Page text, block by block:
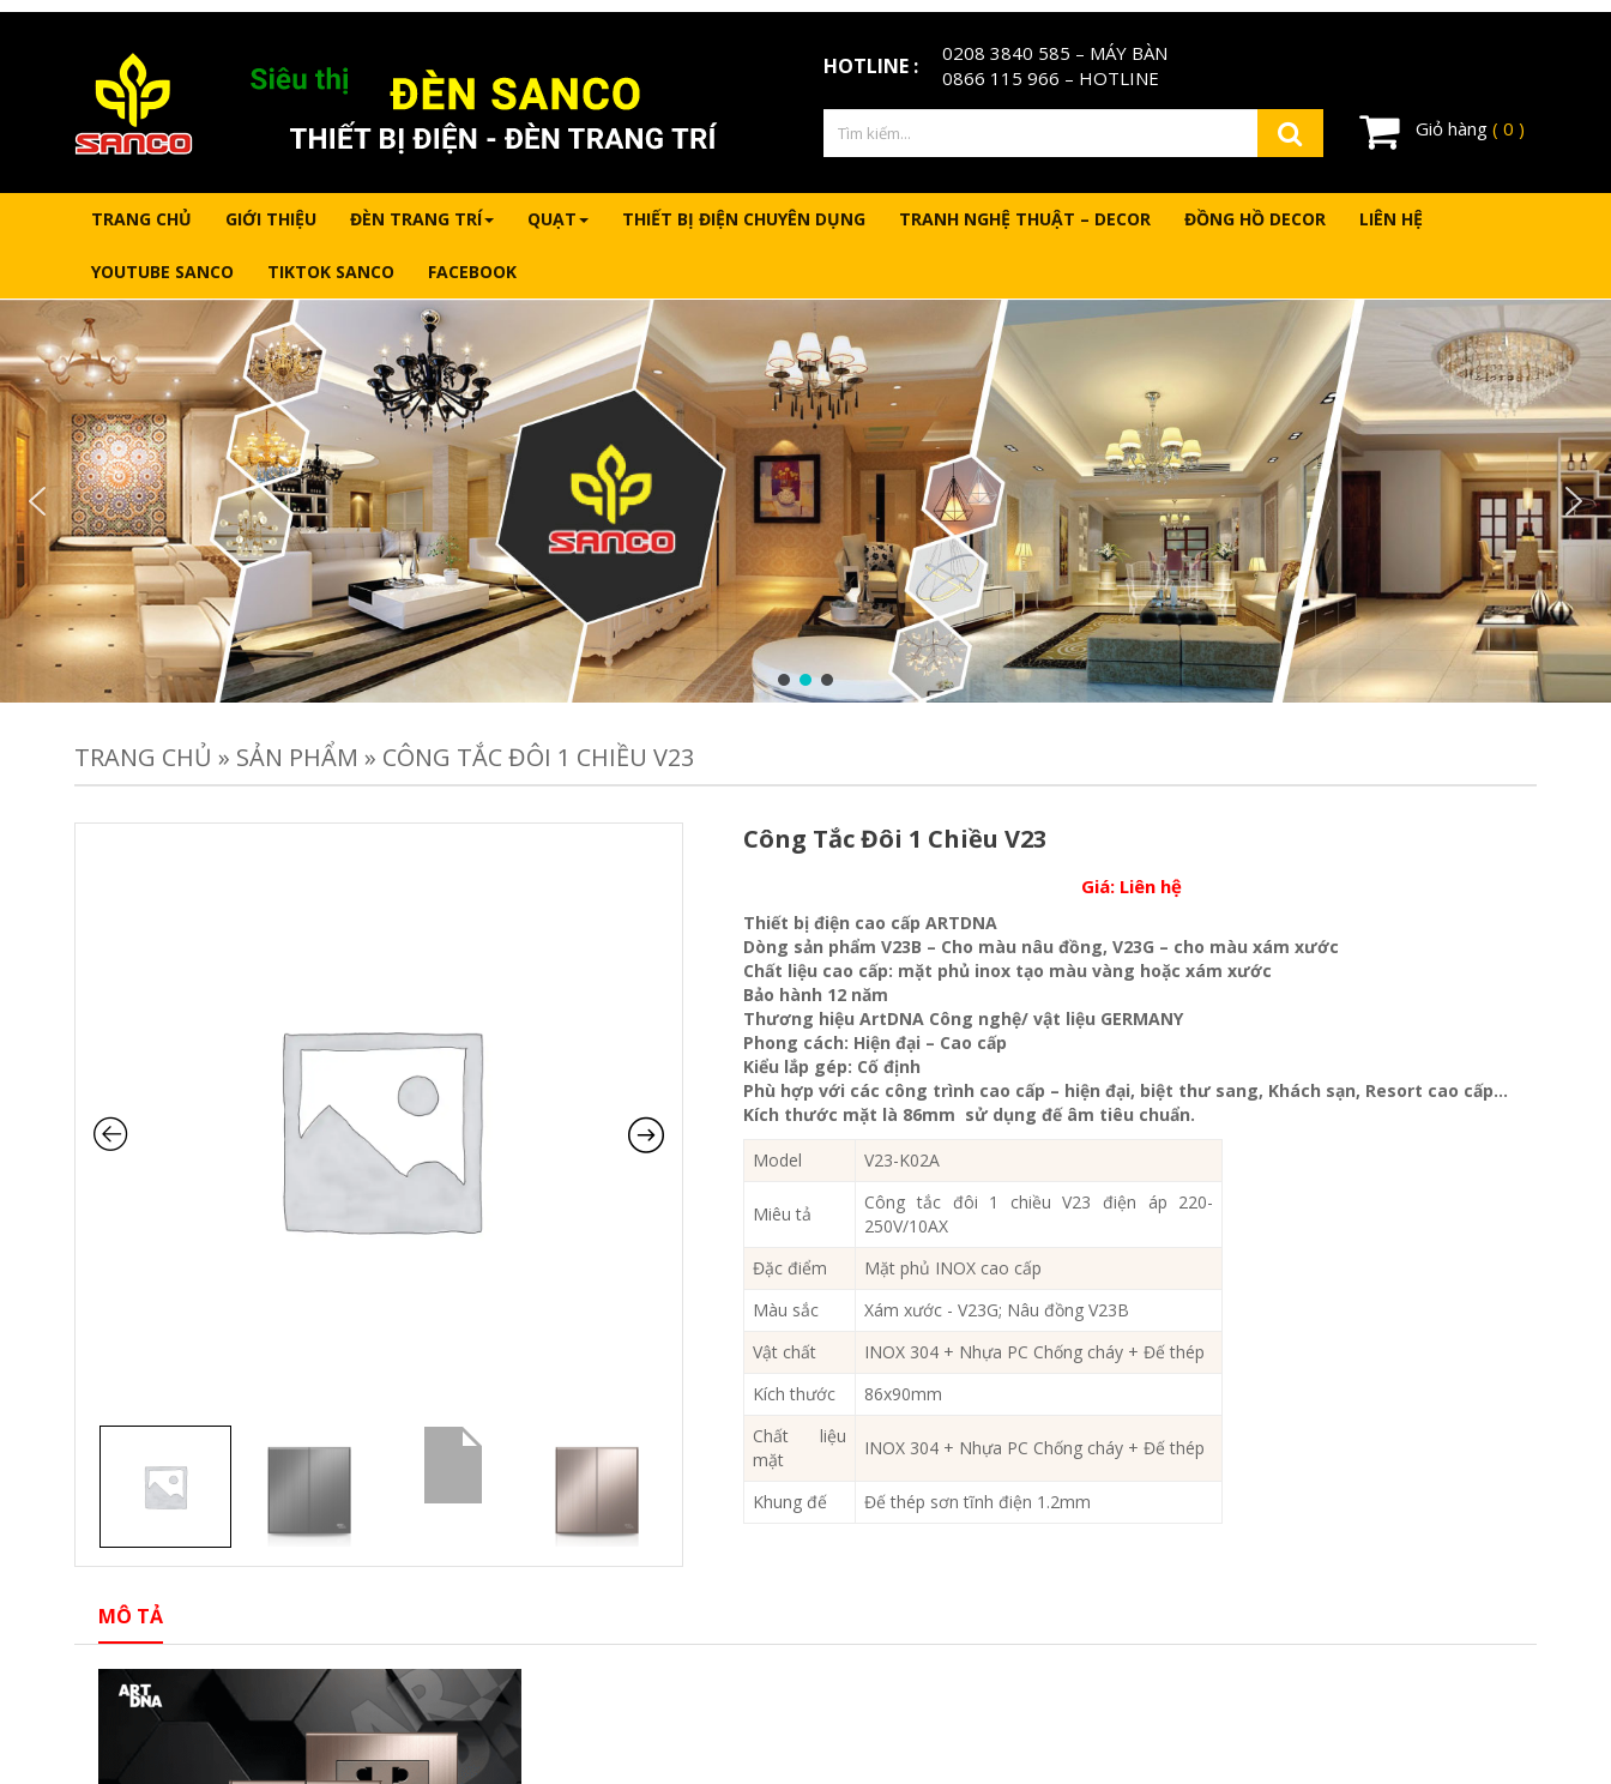
HOTLINE : 0208 3840 585 – MÁY BÀN
0866 115 966 – HOTLINE
Giỏ hàng ( 0 )
TRANG CHỦ GIỚI THIỆU ĐÈN TRANG TRÍ QUẠT THIẾT BỊ ĐIỆN CHUYÊN DỤNG TRANH NGHỆ THUẬT – DECOR ĐỒNG HỒ DECOR LIÊN HỆ
YOUTUBE SANCO TIKTOK SANCO FACEBOOK
TRANG CHỦ » SẢN PHẨM » CÔNG TẮC ĐÔI 1 CHIỀU V23
Công Tắc Đôi 1 Chiều V23
Giá: Liên hệ
Thiết bị điện cao cấp ARTDNA
Dòng sản phẩm V23B – Cho màu nâu đồng, V23G – cho màu xám xước
Chất liệu cao cấp: mặt phủ inox tạo màu vàng hoặc xám xước
Bảo hành 12 năm
Thương hiệu ArtDNA Công nghệ/ vật liệu GERMANY
Phong cách: Hiện đại – Cao cấp
Kiểu lắp gép: Cố định
Phù hợp với các công trình cao cấp – hiện đại, biệt thư sang, Khách sạn, Resort cao cấp…
Kích thước mặt là 86mm sử dụng đế âm tiêu chuẩn.
Model
V23-K02A
Miêu tả
Công tắc đôi 1 chiều V23 điện áp 220-
250V/10AX
Đặc điểm
Mặt phủ INOX cao cấp
Màu sắc
Xám xước - V23G; Nâu đồng V23B
Vật chất
INOX 304 + Nhựa PC Chống cháy + Đế thép
Kích thước
86x90mm
Chất liệu
mặt
INOX 304 + Nhựa PC Chống cháy + Đế thép
Khung đế Đế thép sơn tĩnh điện 1.2mm
MÔ TẢ